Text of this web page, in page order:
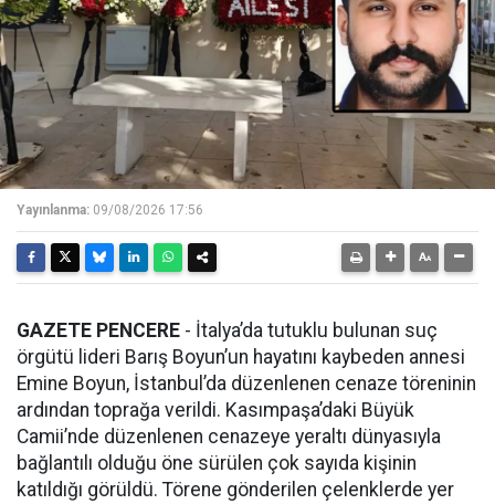
Yayınlanma: 09/08/2026 17:56
GAZETE PENCERE - İtalya’da tutuklu bulunan suç
örgütü lideri Barış Boyun’un hayatını kaybeden annesi
Emine Boyun, İstanbul’da düzenlenen cenaze töreninin
ardından toprağa verildi. Kasımpaşa’daki Büyük
Camii’nde düzenlenen cenazeye yeraltı dünyasıyla
bağlantılı olduğu öne sürülen çok sayıda kişinin
katıldığı görüldü. Törene gönderilen çelenklerde yer